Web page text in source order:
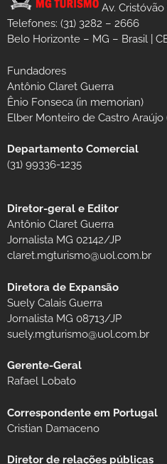
Av.
Telefones: (31) 3282 – 2666
Belo Horizonte – MG – Brasil |
Fundadores
Antônio Claret Guerra
Ênio Fonseca (in memorian)
Elber Monteiro de Castro
Departamento Comercial
(31) 99336-1235
Diretor-geral e Editor
Antônio Claret Guerra
Jornalista MG 02142/JP
claret.mgturismo@uol.com.br
Diretora de Expansão
Suely Calais Guerra
Jornalista MG 08713/JP
suely.mgturismo@uol.com.br
Gerente-Geral
Rafael Lobato
Correspondente em Portugal
Cristian Damaceno
Diretor de relações públicas